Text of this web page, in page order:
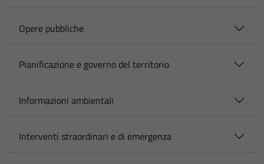
Opere pubbliche
Pianificazione e governo del territorio
Informazioni ambientali
Interventi straordinari e di emergenza